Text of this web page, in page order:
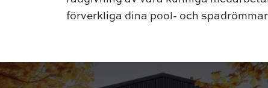
förverkliga dina pool- och